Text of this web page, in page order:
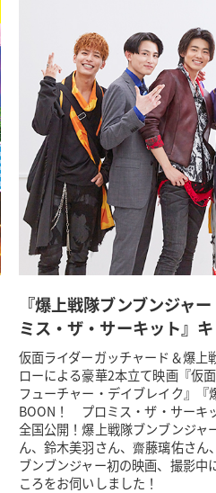
『爆上戦隊ブンブンジ
ミス・ザ・サーキット』
仮面ライダーガッチャード＆爆上
ローによる豪華2本立て映画『仮
フューチャー・デイブレイク』
BOON！ プロミス・ザ・サーキ
全国公開！爆上戦隊ブンブンジャ
ん、鈴木美羽さん、齋藤璃佑さん
ブンブンジャー初の映画、撮影中
ころをお伺いしました！